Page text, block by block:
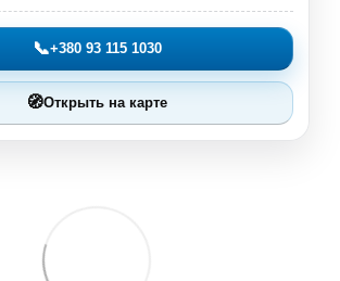
📞+380 93 115 1030
🧭Открыть на карте